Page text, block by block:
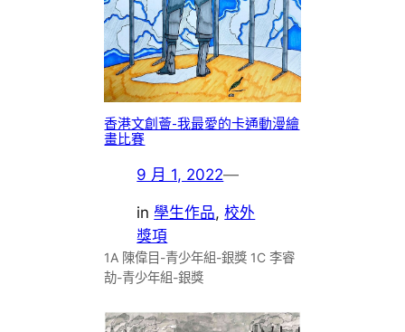
香港文創薈-我最愛的卡通動漫繪
畫比賽
9 月 1, 2022—
in學生作品, 校外
獎項
1A 陳偉目-青少年組-銀獎 1C 李睿
劼-青少年組-銀獎